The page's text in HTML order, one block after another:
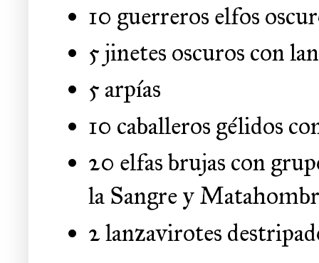
10 guerreros elfos
5 jinetes oscuros con
5 arpías
10 caballeros gélidos
20 elfas brujas con
la Sangre y
2 lanzavirotes